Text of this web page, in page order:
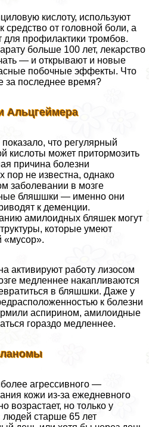
кислоту, используют
от головной боли, а
профилактики тромбов.
больше 100 лет, лекарство
— и открывают и новые
побочные эффекты. Что
за последнее время?
Альцгeймера
что регулярный
кислоты может притормозить
причина болезни
пор не известна, однако
заболевании в мозге
бляшшки — именно они
к деменции.
амилоидных бляшек могут
которые умеют
«мусор».
активируют работу лизосом
медленнее накапливаются
в бляшшки. Даже у
к болезни
аспирином, амилоидные
гораздо медленнее.
агрессивного —
кожи из-за ежедневного
возрастает, но только у
старше 65 лет